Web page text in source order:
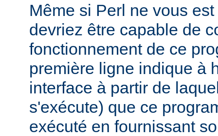
Même si Perl ne vous
devriez être capable de
fonctionnement de ce
première ligne indique à
interface à partir de
s'exécute) que ce
exécuté en fournissant